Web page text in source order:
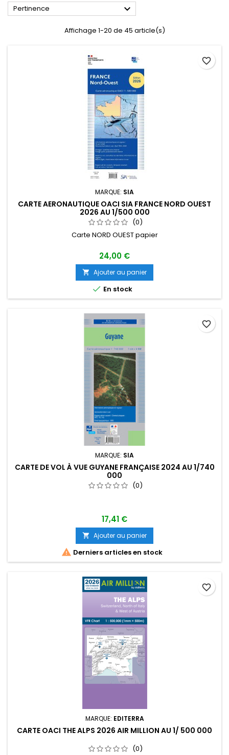
Pertinence 
Affichage 1-20 de 45 article(s)
MARQUE: SIA
CARTE AERONAUTIQUE OACI SIA FRANCE NORD OUEST
2026 AU 1/500 000
(0)
Carte NORD OUEST papier
24,00 €
 Ajouter au panier
 En stock
favorite_border
MARQUE: SIA
CARTE DE VOL À VUE GUYANE FRANÇAISE 2024 AU 1/740
000
(0)
17,41 €
 Ajouter au panier
 Derniers articles en stock
favorite_border
MARQUE: EDITERRA
CARTE OACI THE ALPS 2026 AIR MILLION AU 1/ 500 000
(0)
favorite_border